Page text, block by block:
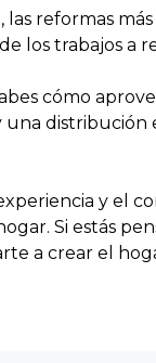
reformas
los trabajos a
cómo
y el
Si estás
a crear el